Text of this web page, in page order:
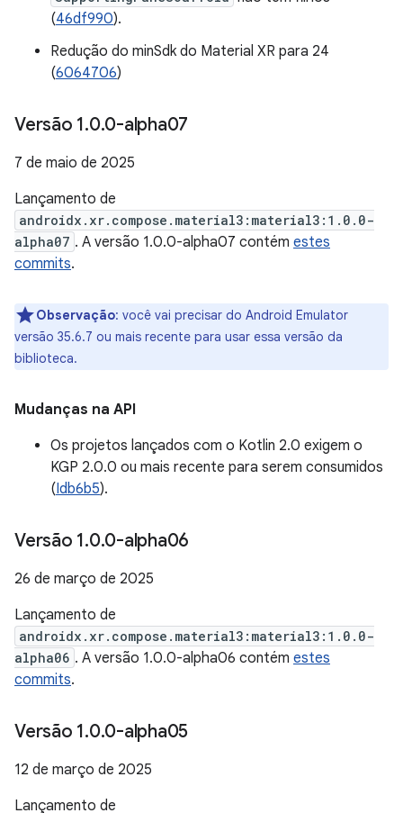
(46df990).
Redução do minSdk do Material XR para 24
(6064706)
Versão 1.0.0-alpha07
7 de maio de 2025
Lançamento de
androidx.xr.compose.material3:material3:1.0.0-
alpha07 . A versão 1.0.0-alpha07 contém estes
commits.
Observação: você vai precisar do Android Emulator
versão 35.6.7 ou mais recente para usar essa versão da
biblioteca.
Mudanças na API
Os projetos lançados com o Kotlin 2.0 exigem o
KGP 2.0.0 ou mais recente para serem consumidos
(Idb6b5).
Versão 1.0.0-alpha06
26 de março de 2025
Lançamento de
androidx.xr.compose.material3:material3:1.0.0-
alpha06 . A versão 1.0.0-alpha06 contém estes
commits.
Versão 1.0.0-alpha05
12 de março de 2025
Lançamento de